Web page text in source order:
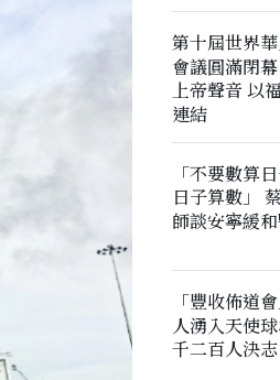
第十屆世界
會議圓滿閉
上帝聲音 以
連結
「不要數算
日子算數」
師談安寧緩
「豐收佈道
人湧入天使
千二百人決志